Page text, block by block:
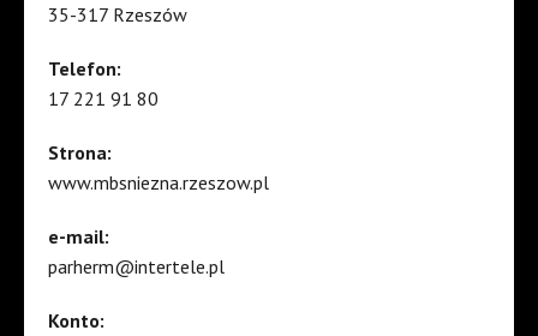
35-317 Rzeszów
Telefon:
17 221 91 80
Strona:
www.mbsniezna.rzeszow.pl
e-mail:
parherm@intertele.pl
Konto: